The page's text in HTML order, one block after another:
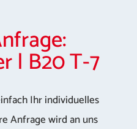
| B20 T-7
Ihr individuelles
Anfrage wird an uns